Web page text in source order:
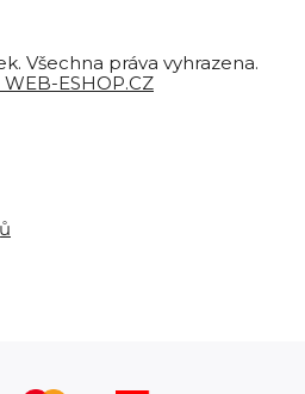
Všechna práva vyhrazena.
ESHOP.CZ